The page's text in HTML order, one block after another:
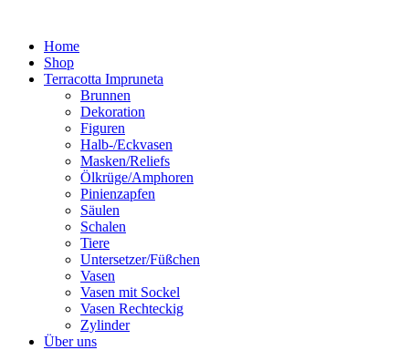
springenHome
Shop
Terracotta Impruneta
Brunnen
Dekoration
Figuren
Halb-/Eckvasen
Masken/Reliefs
Ölkrüge/Amphoren
Pinienzapfen
Säulen
Schalen
Tiere
Untersetzer/Füßchen
Vasen
Vasen mit Sockel
Vasen Rechteckig
Zylinder
Über uns